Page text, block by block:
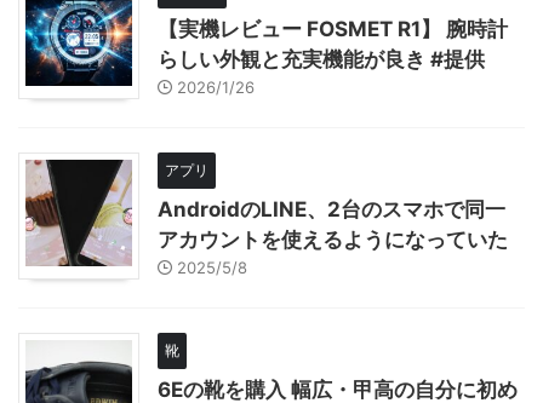
【実機レビュー FOSMET R1】 腕時計
らしい外観と充実機能が良き #提供
2026/1/26
アプリ
AndroidのLINE、2台のスマホで同一
アカウントを使えるようになっていた
2025/5/8
靴
6Eの靴を購入 幅広・甲高の自分に初め